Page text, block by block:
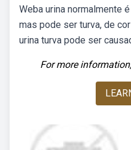
Weba urina normalmente
mas pode ser turva, de
urina turva pode ser
For more